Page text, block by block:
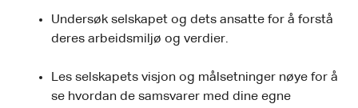
Undersøk selskapet og dets ansatte for å forstå
deres arbeidsmiljø og verdier.
Les selskapets visjon og målsetninger nøye for å
se hvordan de samsvarer med dine egne